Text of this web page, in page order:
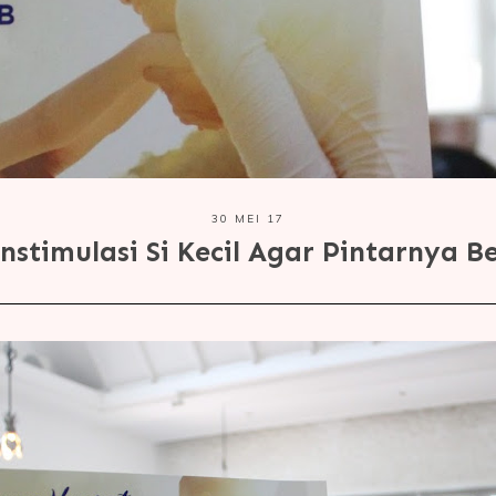
30 MEI 17
Si Kecil Agar Pintarnya